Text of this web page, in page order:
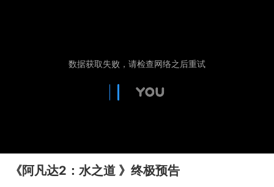
《阿凡达2：水之道 》终极预告